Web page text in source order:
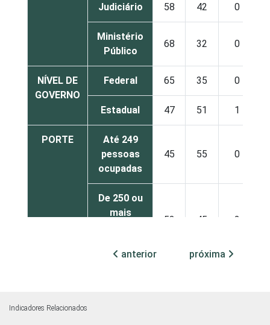
Judiciário 58 42 0
Ministério
Público
68 32 0
NÍVEL DE
GOVERNO
Federal 65 35 0
Estadual 47 51 1
PORTE
Até 249
pessoas
ocupadas
45 55 0
De 250 ou
mais
53 45 2
anterior próxima
Indicadores Relacionados